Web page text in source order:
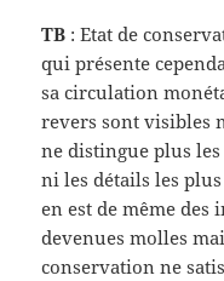
TB : Etat de
qui présente
sa circulation
revers sont visibles
ne distingue plus
ni les détails les
en est de même
devenues molles
conservation ne